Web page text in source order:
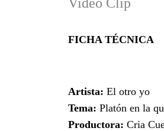
FICHA TÉCNICA
Artista: El otro yo
Tema: Platón en la
Productora: Cria